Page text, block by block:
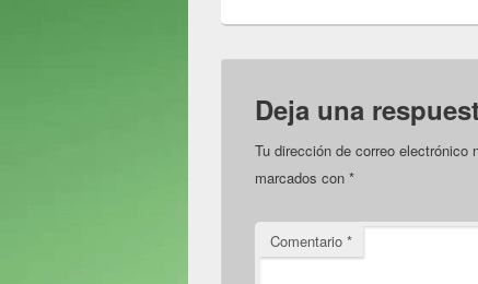
Deja una
Tu dirección de correo electrónico
marcados con *
Comentario *